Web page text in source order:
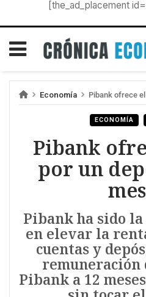
[the_ad_placement
Economía Pibank ofrece el
ECONOMÍA
Pibank
por un
Pibank ha sido
en elevar la
cuentas y
remuneración
Pibank a 12